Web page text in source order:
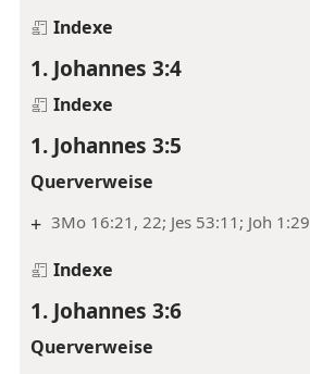
Indexe
1. Johannes 3:4
Indexe
1. Johannes 3:5
Querverweise
+ 3Mo 16:21, 22; Jes 53:11; Joh 1:29
Indexe
1. Johannes 3:6
Querverweise